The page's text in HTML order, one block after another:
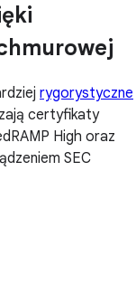
rygorystyczne
certyfikaty
High oraz
SEC